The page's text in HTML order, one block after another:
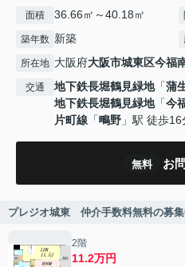
面積 36.66㎡～40.18㎡
築年数 新築
所在地 大阪府大阪市城東区今福
交通 地下鉄長堀鶴見緑地「蒲
地下鉄長堀鶴見緑地「今
片町線 「鴫野 」駅 徒歩16
無料 お
プレジオ城東 仲介手数料無料の募
2階
11.2万円